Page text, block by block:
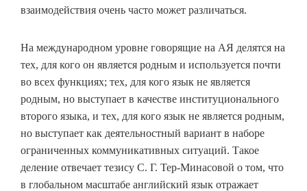
взаимодействия очень часто может различаться.
На международном уровне говорящие на АЯ делятся на
тех, для кого он является родным и используется почти
во всех функциях; тех, для кого язык не является
родным, но выступает в качестве институционального
второго языка, и тех, для кого язык не является родным,
но выступает как деятельностный вариант в наборе
ограниченных коммуникативных ситуаций. Такое
деление отвечает тезису С. Г. Тер-Минасовой о том, что
в глобальном масштабе английский язык отражает